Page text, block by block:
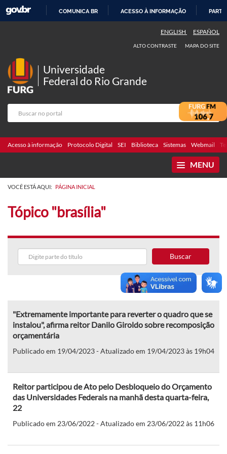
COMUNICA BR ACESSO À INFORMAÇÃO
ENGLISH ESPAÑOL
ALTO CONTRASTE MAPA DO SITE
Universidade
Federal do Rio Grande
Acesso à informação Protocolo Digital SEI Biblioteca Sistemas Webmail
MENU
VOCÊ ESTÁ AQUI: PÁGINA INICIAL
Tópico "brasília"
Buscar
"Extremamente importante para reverter o quadro que se
instalou", afirma reitor Danilo Giroldo sobre recomposição
orçamentária
Publicado em 19/04/2023 - Atualizado em 19/04/2023 às 19h04
Reitor participou de Ato pelo Desbloqueio do Orçamento
das Universidades Federais na manhã desta quarta-feira,
22
Publicado em 23/06/2022 - Atualizado em 23/06/2022 às 11h06